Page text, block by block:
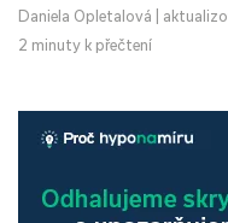
Daniela Opletalová
2 minuty k přečtení